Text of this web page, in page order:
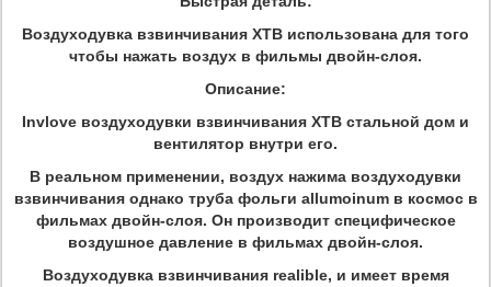
Воздуходувка взвинчивания XTB использована для того
чтобы нажать воздух в фильмы двойн-слоя.
Описание:
Invlove воздуходувки взвинчивания XTB стальной дом и
вентилятор внутри его.
В реальном применении, воздух нажима воздуходувки
взвинчивания однако труба фольги allumoinum в космос в
фильмах двойн-слоя. Он производит специфическое
воздушное давление в фильмах двойн-слоя.
Воздуходувка взвинчивания realible, и имеет время